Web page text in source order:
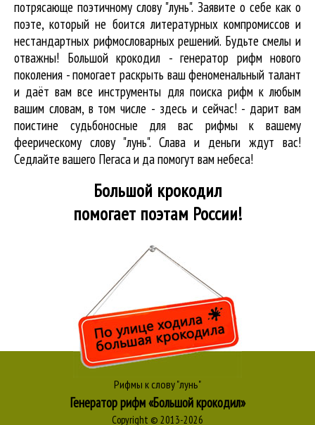
потрясающе поэтичному слову "лунь". Заявите о себе как о
поэте, который не боится литературных компромиссов и
нестандартных рифмословарных решений. Будьте смелы и
отважны! Большой крокодил - генератор рифм нового
поколения - помогает раскрыть ваш феноменальный талант
и даёт вам все инструменты для поиска рифмк любым
вашим словам, в том числе - здесь и сейчас! - дарит вам
поистине судьбоносные для вас рифмы к вашему
феерическому слову "лунь". Слава и деньги ждут вас!
Седлайте вашего Пегаса и да помогут вам небеса!
Большой крокодил
помогает поэтам России!
Рифмы к слову "лунь"
Генератор рифм «Большой крокодил»
Copyright © 2013-2026